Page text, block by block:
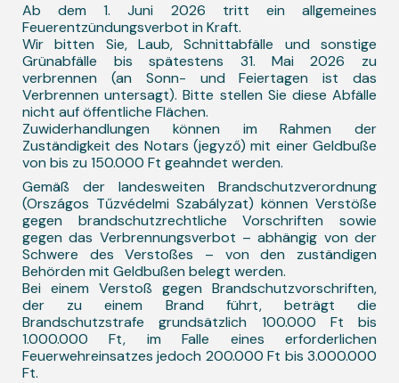
Ab dem 1. Juni 2026 tritt ein allgemeines
Feuerentzündungsverbot in Kraft.
Wir bitten Sie, Laub, Schnittabfälle und sonstige
Grünabfälle bis spätestens 31. Mai 2026 zu
verbrennen (an Sonn- und Feiertagen ist das
Verbrennen untersagt). Bitte stellen Sie diese Abfälle
nicht auf öffentliche Flächen.
Zuwiderhandlungen können im Rahmen der
Zuständigkeit des Notars (jegyző) mit einer Geldbuße
von bis zu 150.000 Ft geahndet werden.
Gemäß der landesweiten Brandschutzverordnung
(Országos Tűzvédelmi Szabályzat) können Verstöße
gegen brandschutzrechtliche Vorschriften sowie
gegen das Verbrennungsverbot – abhängig von der
Schwere des Verstoßes – von den zuständigen
Behörden mit Geldbußen belegt werden.
Bei einem Verstoß gegen Brandschutzvorschriften,
der zu einem Brand führt, beträgt die
Brandschutzstrafe grundsätzlich 100.000 Ft bis
1.000.000 Ft, im Falle eines erforderlichen
Feuerwehreinsatzes jedoch 200.000 Ft bis 3.000.000
Ft.